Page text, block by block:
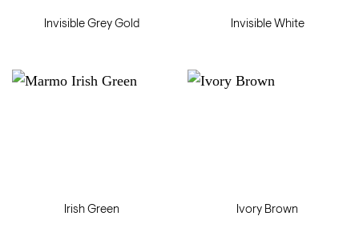
Invisible Grey Gold Invisible White
Irish Green Ivory Brown